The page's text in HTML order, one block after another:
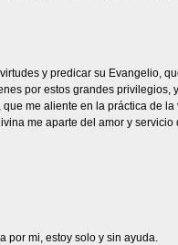
y predicar su Evangelio,
por estos grandes privilegios,
me aliente en la práctica de la
me aparte del amor y servicio
por mi, estoy solo y sin ayuda.